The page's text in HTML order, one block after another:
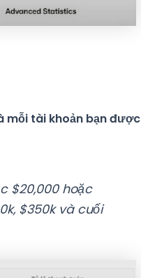
mỗi tài khoản bạn được
$20,000 hoặc
$350k và cuối